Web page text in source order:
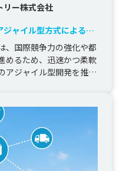
リー株式会社
ャイル型方式によるプ
、国際競争力の強化や都
めるため、迅速かつ柔軟
アジャイル型開発を推進